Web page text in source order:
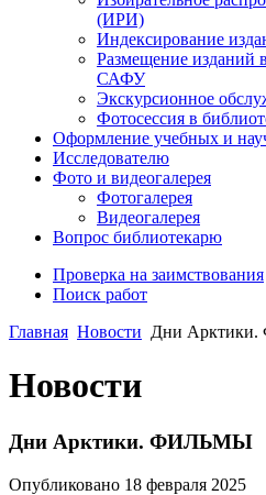
(ИРИ)
Индексирование
Размещение изданий
САФУ
Экскурсионное
Фотосессия в
Оформление учебных и
Исследователю
Фото и видеогалерея
Фотогалерея
Видеогалерея
Вопрос библиотекарю
Проверка на заимствования
Поиск работ
Главная Новости Дни
Новости
Дни Арктики. ФИЛЬМЫ
Опубликовано 18 февраля 2025